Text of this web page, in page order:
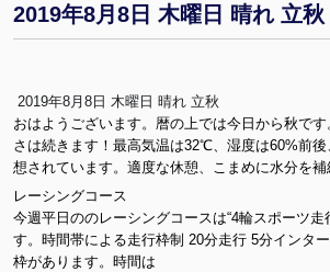
A
e
S
A
V-
g
z
2019年8月8日 木曜日 晴れ 立秋
2019年8月8日 木曜日 晴れ 立秋
おはようございます。暦の上では今日から秋で
さは続きます！最高気温は32℃、湿度は60%前
想されています。適度な休憩、こまめに水分を補
レーシングコース
今週平日ののレーシングコースは“4輪スポーツ走
す。時間帯による走行枠制 20分走行 5分インタ
枠があります。時間は